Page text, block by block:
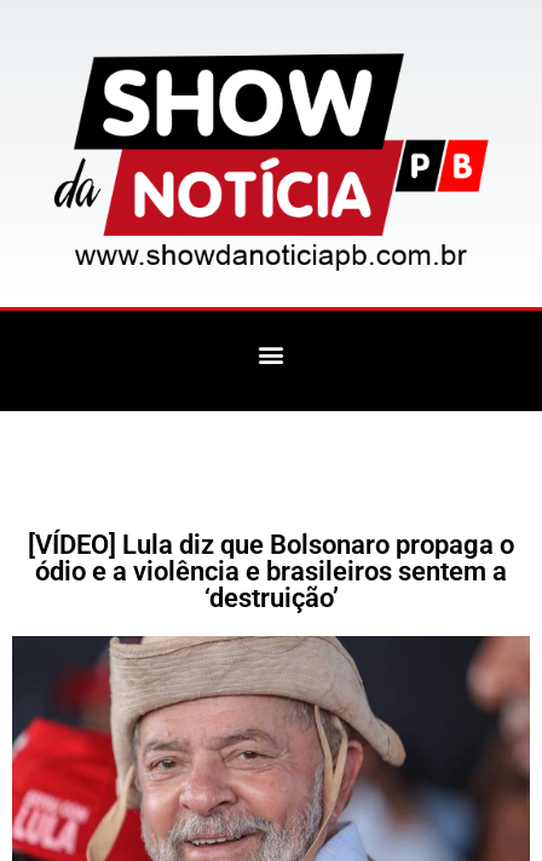
[VÍDEO] Lula diz que Bolsonaro propaga o
ódio e a violência e brasileiros sentem a
‘destruição’